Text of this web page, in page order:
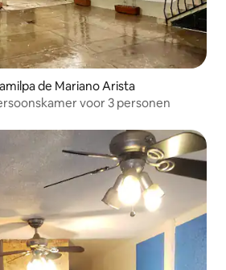
de Mariano Arista
voor 3 personen